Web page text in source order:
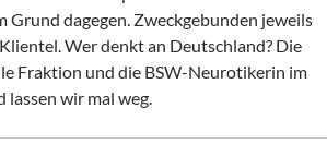
Grund dagegen. Zweckgebunden jeweils
Wer denkt an Deutschland? Die
Fraktion und die BSW-Neurotikerin im
wir mal weg.